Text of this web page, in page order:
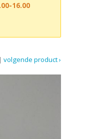
16.00
volgende product ›
|